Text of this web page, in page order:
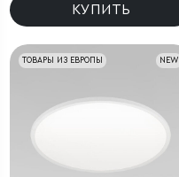
КУПИТЬ
NEW
ТОВАРЫ ИЗ ЕВРОПЫ